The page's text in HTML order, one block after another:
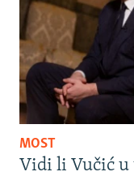
MOST
Vidi li Vučić